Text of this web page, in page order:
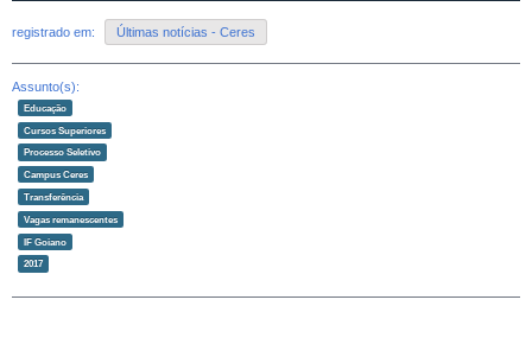
registrado em: Últimas notícias - Ceres
Assunto(s):
Educação
Cursos Superiores
Processo Seletivo
Campus Ceres
Transferência
Vagas remanescentes
IF Goiano
2017